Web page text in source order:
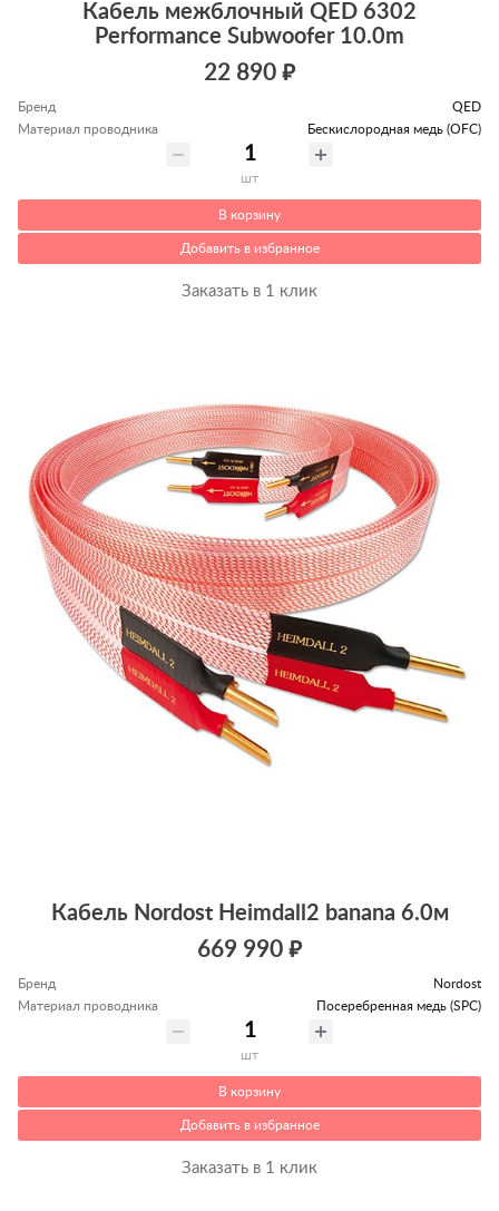
Кабель межблочный QED 6302
Performance Subwoofer 10.0m
22 890 ₽
Бренд
QED
Материал проводника
Беcкислородная медь (OFC)
шт
В корзину
Добавить в избранное
Заказать в 1 клик
Кабель Nordost Heimdall2 banana 6.0м
669 990 ₽
Бренд
Nordost
Материал проводника
Посеребренная медь (SPC)
шт
В корзину
Добавить в избранное
Заказать в 1 клик